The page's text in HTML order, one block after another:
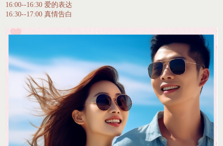
16:00--16:30 爱的表达
16:30--17:00 真情告白